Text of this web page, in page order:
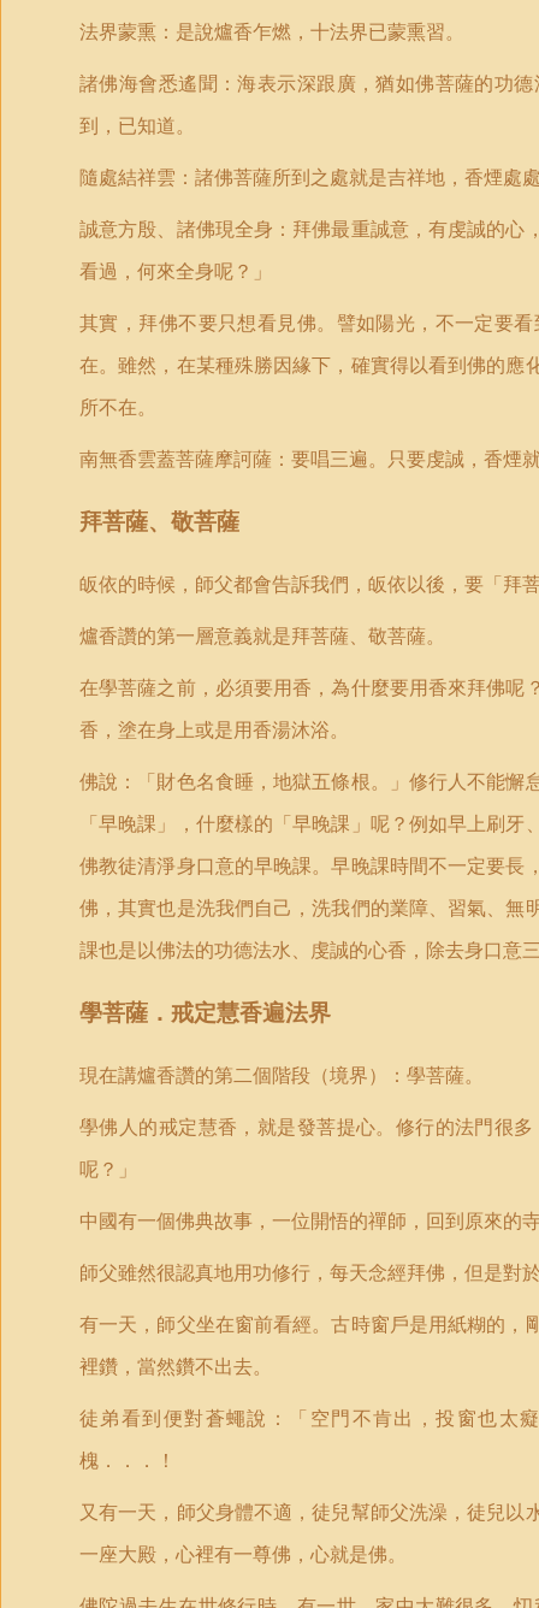
法界蒙熏：是說爐香乍燃，十法界已蒙熏習。
諸佛海會悉遙聞：海表示深跟廣，猶如佛菩薩的功
到，已知道。
隨處結祥雲：諸佛菩薩所到之處就是吉祥地，香煙處
誠意方殷、諸佛現全身：拜佛最重誠意，有虔誠的
看過，何來全身呢？」
其實，拜佛不要只想看見佛。譬如陽光，不一定要
在。雖然，在某種殊勝因緣下，確實得以看到佛的
所不在。
南無香雲蓋菩薩摩訶薩：要唱三遍。只要虔誠，香煙
拜菩薩、敬菩薩
皈依的時候，師父都會告訴我們，皈依以後，要「拜
爐香讚的第一層意義就是拜菩薩、敬菩薩。
在學菩薩之前，必須要用香，為什麼要用香來拜佛
香，塗在身上或是用香湯沐浴。
佛說：「財色名食睡，地獄五條根。」修行人不能
「早晚課」，什麼樣的「早晚課」呢？例如早上刷
佛教徒清淨身口意的早晚課。早晚課時間不一定要
佛，其實也是洗我們自己，洗我們的業障、習氣、
課也是以佛法的功德法水、 虔誠的心香，除去身口意
學菩薩．戒定慧香遍法界
現在講爐香讚的第二個階段（境界）：學菩薩。
學佛人的戒定慧香，就是發菩提心。修行的法門很
呢？」
中國有一個佛典故事，一位開悟的禪師，回到原來的
師父雖然很認真地用功修行，每天念經拜佛，但是對
有一天，師父坐在窗前看經。古時窗戶是用紙糊的
裡鑽，當然鑽不出去。
徒弟看到便對蒼蠅說：「空門不肯出，投窗也太
槐．．．！
又有一天，師父身體不適，徒兒幫師父洗澡，徒兒
一座大殿，心裡有一尊佛，心就是佛。